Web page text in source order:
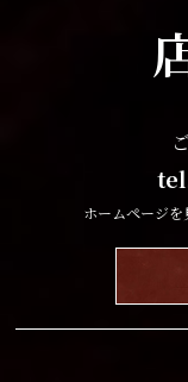
ホームページを